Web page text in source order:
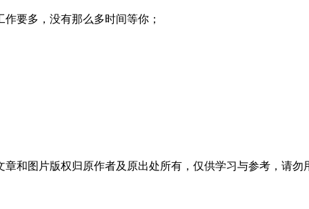
要多，没有那么多时间等你；
和图片版权归原作者及原出处所有，仅供学习与参考，请